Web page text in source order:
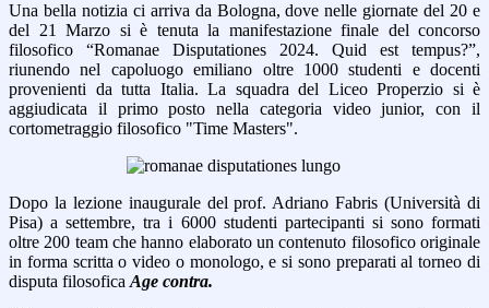
Una bella notizia ci arriva da Bologna, dove nelle giornate del 20 e
del 21 Marzo si è tenuta la manifestazione finale del concorso
filosofico “Romanae Disputationes 2024. Quid est tempus?”,
riunendo nel capoluogo emiliano oltre 1000 studenti e docenti
provenienti da tutta Italia. La squadra del Liceo Properzio si è
aggiudicata il primo posto nella categoria video junior, con il
cortometraggio filosofico "Time Masters".
Dopo la lezione inaugurale del prof. Adriano Fabris (Università di
Pisa) a settembre, tra i 6000 studenti partecipanti si sono formati
oltre 200 team che hanno elaborato un contenuto filosofico originale
in forma scritta o video o monologo, e si sono preparati al torneo di
disputa filosofica Age contra.